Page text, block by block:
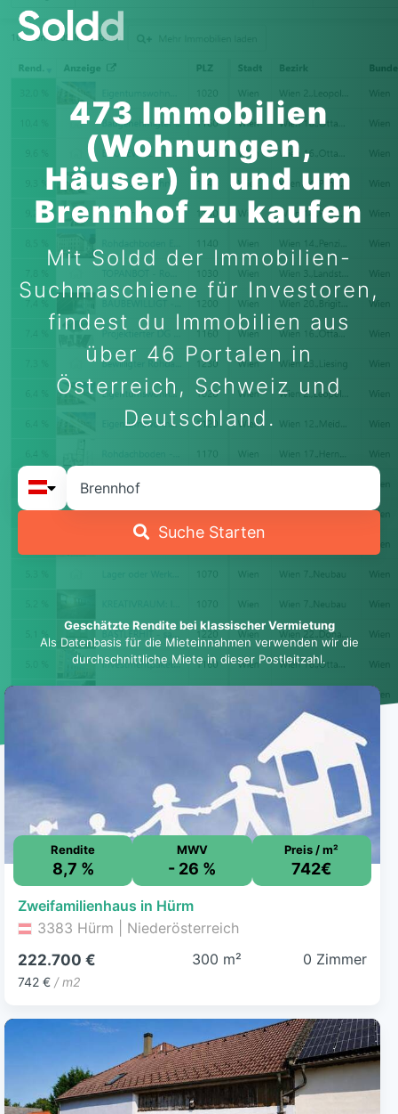
473 Immobilien
(Wohnungen,
Häuser) in und um
Brennhof zu kaufen
Mit Soldd der Immobilien-
Suchmaschiene für Investoren,
findest du Immobilien aus
über 46 Portalen in
Österreich, Schweiz und
Deutschland.
Suche Starten
Geschätzte Rendite bei klassischer Vermietung
Als Datenbasis für die Mieteinnahmen verwenden wir die
durchschnittliche Miete in dieser Postleitzahl.
Rendite
8,7 %
MWV
- 26 %
Preis / m²
742€
Zweifamilienhaus in Hürm
3383 Hürm | Niederösterreich
222.700 €
742 € / m2
300 m² 0 Zimmer